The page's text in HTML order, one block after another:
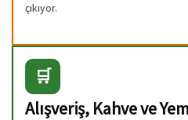
çıkıyor.
🛒
Alışveriş, Kahve ve